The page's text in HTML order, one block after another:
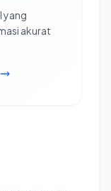
yang
akurat